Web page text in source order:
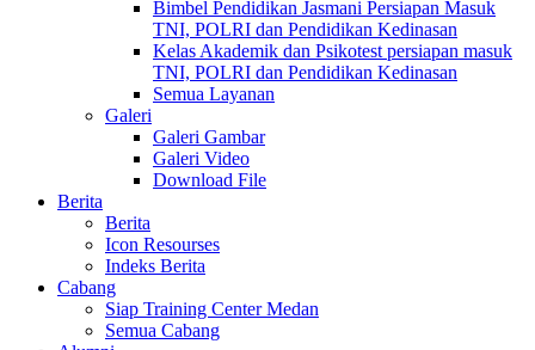
Bimbel Pendidikan Jasmani Persiapan Masuk
TNI, POLRI dan Pendidikan Kedinasan
Kelas Akademik dan Psikotest persiapan masuk
TNI, POLRI dan Pendidikan Kedinasan
Semua Layanan
Galeri
Galeri Gambar
Galeri Video
Download File
Berita
Berita
Icon Resourses
Indeks Berita
Cabang
Siap Training Center Medan
Semua Cabang